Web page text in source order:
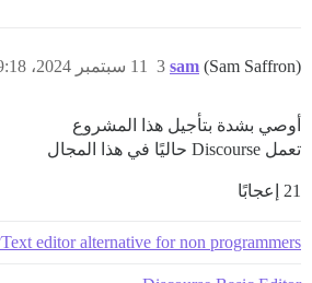
sam (Sam Saffron) 11 سبتمبر 2024، 9:18م 3
أوصي بشدة بتأجيل هذا المشروع
تعمل Discourse حاليًا في هذا المجال
21 إعجابًا
Text editor alternative for non programmers?